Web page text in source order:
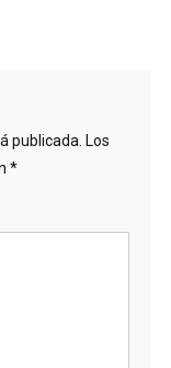
publicada. Los
*